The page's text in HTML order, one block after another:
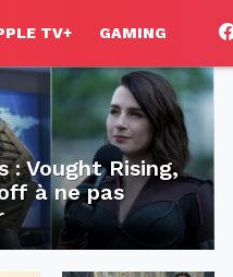
TV+ GAMING
: Vought Rising,
à ne pas